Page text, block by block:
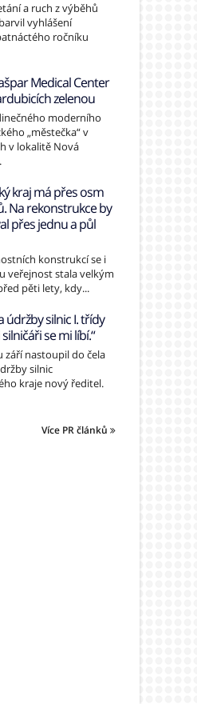
a ruch z výběhů
vyhlášení
ročníku
Medical Center
zelenou
moderního
„městečka“ v
v lokalitě Nová
kraj má přes osm
Na rekonstrukce by
přes jednu a půl
konstrukcí se i
veřejnost stala velkým
pěti lety, kdy...
údržby silnic I. třídy
se mi líbí.“
září nastoupil do čela
silnic
kraje nový ředitel.
Více PR článků